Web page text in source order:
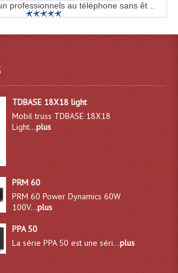
À Effet Brouillard
À Fumée Lourde
Liquide À Brouillard
Liquide À Neige
Liquides À Mousse
Nos Occasions Et Stock B
Les Occasions
professionnels au téléphone sans êt ..
TDBASE 18X18 light
Mobil truss TDBASE 18X18
Light...plus
PRM 60
PRM 60 Power Dynamics 60W
100V...plus
PPA 50
La série PPA 50 est une séri...plus